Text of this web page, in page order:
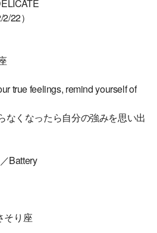
22）
true feelings, remind yourself of
なくなったら自分の強みを思い出
Battery
り座